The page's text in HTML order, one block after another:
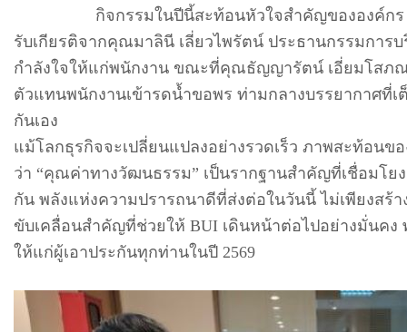
กิจกรรมในปีนี้สะท้อนหัวใจสำคัญขององค์กร ด้
รับเกียรติจากคุณมาลินี เลี่ยวไพรัตน์ ประธานกรรมการ
กำลังใจให้แก่พนักงาน ขณะที่คุณธัญญารัตน์ เอี่ยมโสภ
ตัวแทนพนักงานเข้ารดน้ำขอพร ท่ามกลางบรรยากาศที่
กันเอง
แม้โลกธุรกิจจะเปลี่ยนแปลงอย่างรวดเร็ว ภาพสะท้อนข
ว่า “คุณค่าทางวัฒนธรรม” เป็นรากฐานสำคัญที่เชื่อมโย
กัน พลังแห่งความปรารถนาดีที่ส่งต่อในวันนี้ ไม่เพียงสร้
ขับเคลื่อนสำคัญที่ช่วยให้ BUI เดินหน้าต่อไปอย่างมั่นค
ให้แก่ผู้เอาประกันทุกท่านในปี 2569